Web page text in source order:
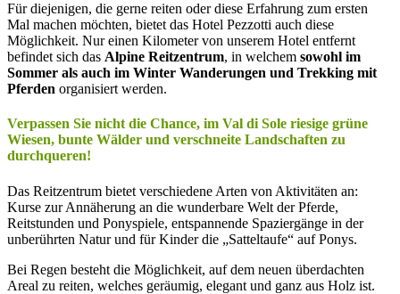
Für diejenigen, die gerne reiten oder diese Erfahrung zum ersten
Mal machen möchten, bietet das Hotel Pezzotti auch diese
Möglichkeit. Nur einen Kilometer von unserem Hotel entfernt
befindet sich das Alpine Reitzentrum, in welchem sowohl im
Sommer als auch im Winter Wanderungen und Trekking mit
Pferden organisiert werden.
Verpassen Sie nicht die Chance, im Val di Sole riesige grüne
Wiesen, bunte Wälder und verschneite Landschaften zu
durchqueren!
Das Reitzentrum bietet verschiedene Arten von Aktivitäten an:
Kurse zur Annäherung an die wunderbare Welt der Pferde,
Reitstunden und Ponyspiele, entspannende Spaziergänge in der
unberührten Natur und für Kinder die „Satteltaufe“ auf Ponys.
Bei Regen besteht die Möglichkeit, auf dem neuen überdachten
Areal zu reiten, welches geräumig, elegant und ganz aus Holz ist.